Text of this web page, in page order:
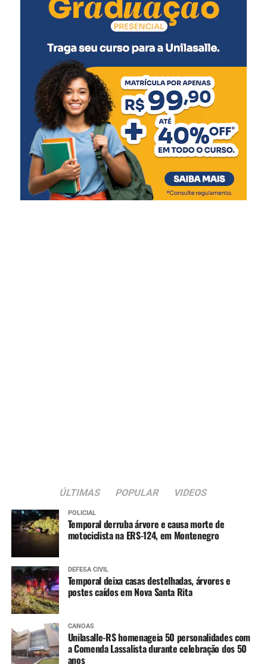
Rossano também agradeceu ao prefeito, ao vice-prefeito
Rodrigo Busato, secretários municipais, vereadores da
base aliada e demais integrantes da administração
municipal pelo período em que esteve na gestão.
A Prefeitura de Canoas ainda não informou oficialmente
quem assumirá a Secretaria Municipal de Relações
Institucionais.
ÚLTIMAS POPULAR VIDEOS
POLICIAL
Temporal derruba árvore e causa morte de
motociclista na ERS-124, em Montenegro
DEFESA CIVIL
Temporal deixa casas destelhadas, árvores e
postes caídos em Nova Santa Rita
CANOAS
Unilasalle-RS homenageia 50 personalidades com
a Comenda Lassalista durante celebração dos 50
anos